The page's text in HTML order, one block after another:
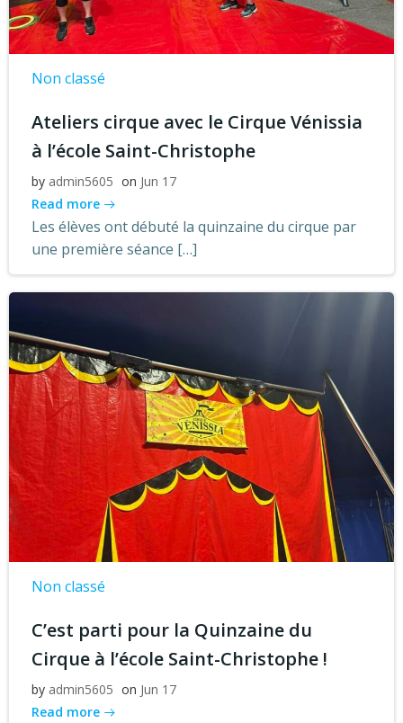
Non classé
Ateliers cirque avec le Cirque Vénissia
à l’école Saint-Christophe
by admin5605 on Jun 17
Read more
Les élèves ont débuté la quinzaine du cirque par
une première séance […]
Non classé
C’est parti pour la Quinzaine du
Cirque à l’école Saint-Christophe !
by admin5605 on Jun 17
Read more